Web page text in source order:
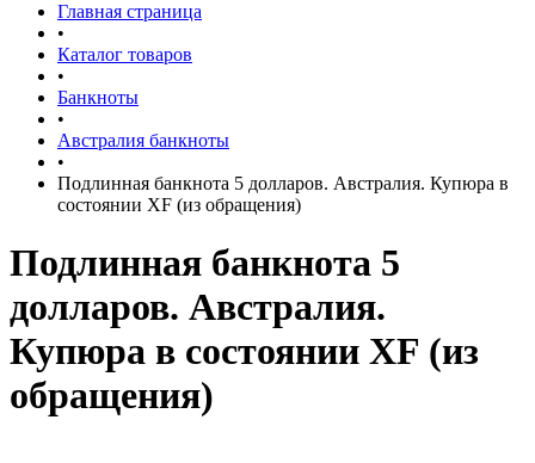
Главная страница
•
Каталог товаров
•
Банкноты
•
Австралия банкноты
•
Подлинная банкнота 5 долларов. Австралия. Купюра в
состоянии XF (из обращения)
Подлинная банкнота 5
долларов. Австралия.
Купюра в состоянии XF (из
обращения)